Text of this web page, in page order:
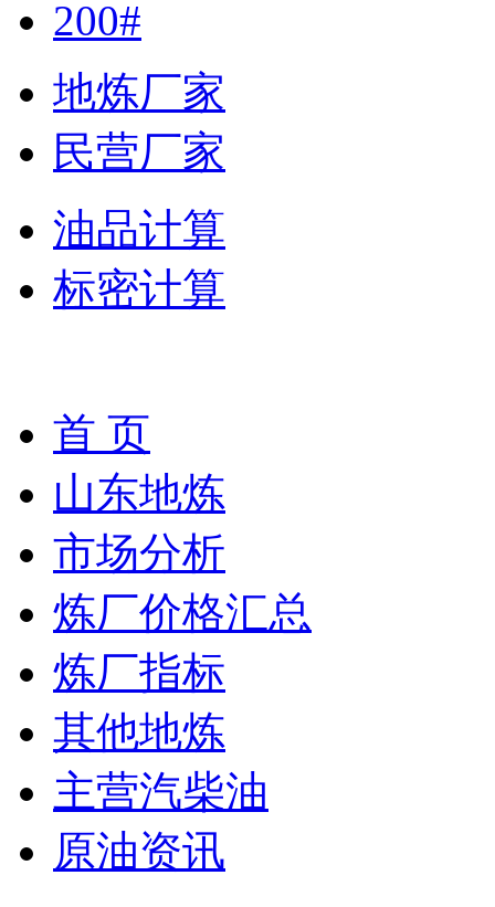
200#
地炼厂家
民营厂家
油品计算
标密计算
首 页
山东地炼
市场分析
炼厂价格汇总
炼厂指标
其他地炼
主营汽柴油
原油资讯